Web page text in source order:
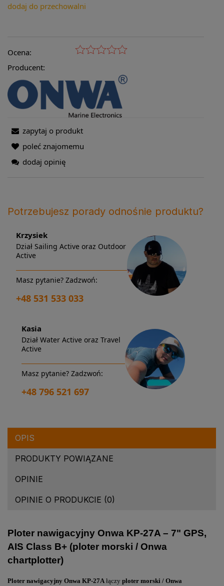
dodaj do przechowalni
Ocena:
Producent:
zapytaj o produkt
poleć znajomemu
dodaj opinię
Potrzebujesz porady odnośnie produktu?
Krzysiek
Dział Sailing Active oraz Outdoor
Active
Masz pytanie? Zadzwoń:
+48 531 533 033
Kasia
Dział Water Active oraz Travel
Active
Masz pytanie? Zadzwoń:
+48 796 521 697
OPIS
PRODUKTY POWIĄZANE
OPINIE
OPINIE O PRODUKCIE (0)
Ploter nawigacyjny Onwa KP-27A – 7" GPS,
AIS Class B+ (ploter morski / Onwa
chartplotter)
Ploter nawigacyjny Onwa KP-27A łączy ploter morski / Onwa